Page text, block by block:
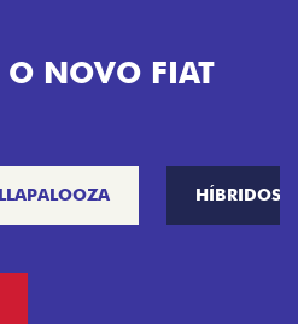
O NOVO FIAT
HÍBRIDOS